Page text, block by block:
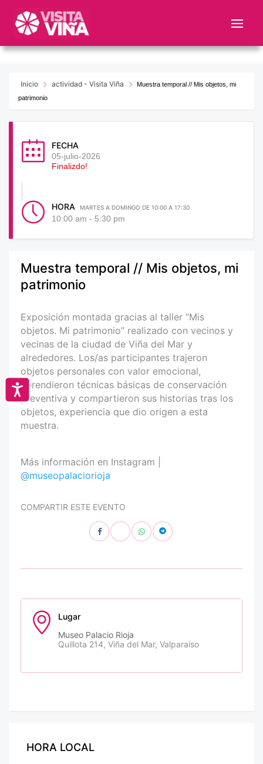
este
web
sistema
Accesibilidad
Inicio actividad - Visita Viña
Muestra temporal // Mis objetos, mi
patrimonio
FECHA
05-julio-2026
Finalizdo!
HORA MARTES A DOMINGO DE 10:00 A 17:30
10:00 am - 5:30 pm
Muestra temporal // Mis objetos, mi
patrimonio
Exposición montada gracias al taller “Mis
objetos. Mi patrimonio” realizado con vecinos y
vecinas de la ciudad de Viña del Mar y
alrededores. Los/as participantes trajeron
objetos personales con valor emocional,
aprendieron técnicas básicas de conservación
preventiva y compartieron sus historias tras los
objetos, experiencia que dio origen a esta
muestra.
Más información en Instagram |
@museopalaciorioja
COMPARTIR ESTE EVENTO
Lugar
Museo Palacio Rioja
Quillota 214, Viña del Mar, Valparaíso
HORA LOCAL